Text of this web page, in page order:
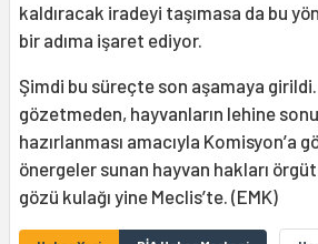
kaldıracak iradeyi taşımasa da bu
bir adıma işaret ediyor.
Şimdi bu süreçte son aşamaya
gözetmeden, hayvanların lehine
hazırlanması amacıyla Komisyon’a
önergeler sunan hayvan hakları örgüt
gözü kulağı yine Meclis’te. (EMK)